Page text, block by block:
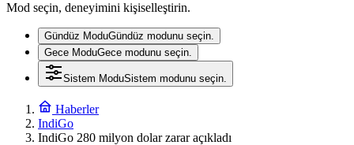
Mod seçin, deneyimini kişiselleştirin.
Gündüz ModuGündüz modunu seçin.
Gece ModuGece modunu seçin.
Sistem ModuSistem modunu seçin.
Haberler
IndiGo
IndiGo 280 milyon dolar zarar açıkladı